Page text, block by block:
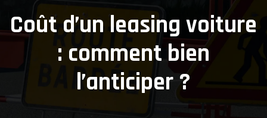
Coût d’un leasing voiture
: comment bien
l’anticiper ?